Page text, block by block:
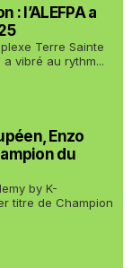
: l’ALEFPA a
Terre Sainte
vibré au rythm...
Enzo
du
by K-
titre de Champion